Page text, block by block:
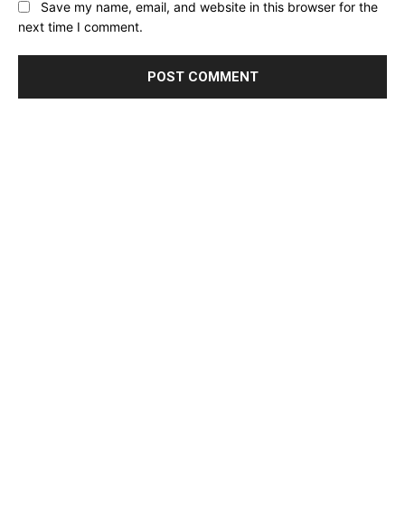
Save my name, email, and website in this browser for the
next time I comment.